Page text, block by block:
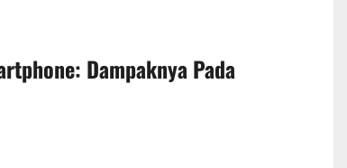
Dampaknya Pada